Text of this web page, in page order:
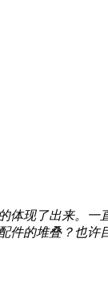
体现了出来。
件的堆叠？也